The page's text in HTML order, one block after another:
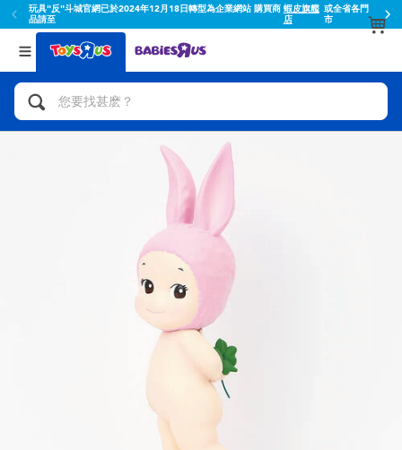
玩具"反"斗城官網已於2024年12月18日轉型為企業網站 購買商
品請至
蝦皮旗艦
店
或全省各門
市
返回
分類目錄
人氣英雄,角色扮演,射擊玩具
腳踏車,滑板車,騎乘車
拼砌組合及樂高LEGO
玩具車,貨車,火車及遙控系列
手工藝,文具,蠟筆,泥膠,畫板
娃娃, 芭比,收藏公仔
返回
品牌
Toy Story玩具總動員
Super Mario超級瑪利歐
Miniso名創優品